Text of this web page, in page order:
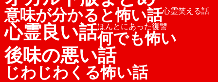
意味が分かると怖い話心霊笑える話
心霊良い話ほんとにあった復讐
何でも怖い
後味の悪い話
じわじわくる怖い話